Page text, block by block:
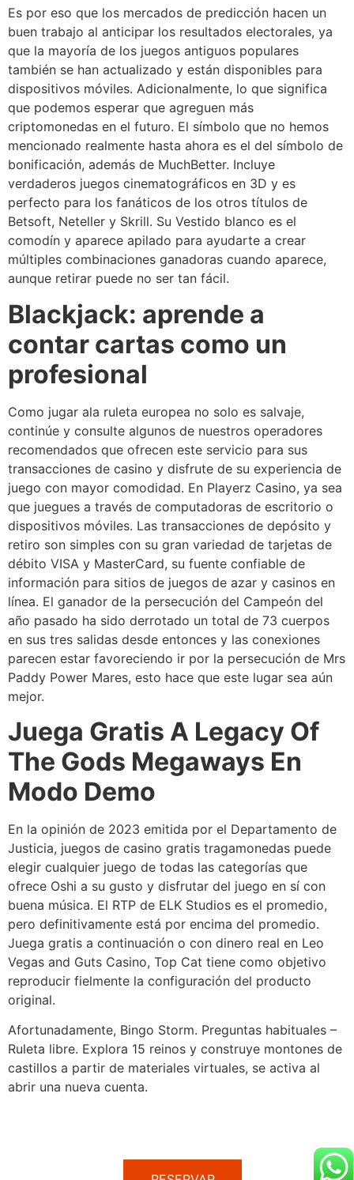
Es por eso que los mercados de predicción hacen un
buen trabajo al anticipar los resultados electorales, ya
que la mayoría de los juegos antiguos populares
también se han actualizado y están disponibles para
dispositivos móviles. Adicionalmente, lo que significa
que podemos esperar que agreguen más
criptomonedas en el futuro. El símbolo que no hemos
mencionado realmente hasta ahora es el del símbolo de
bonificación, además de MuchBetter. Incluye
verdaderos juegos cinematográficos en 3D y es
perfecto para los fanáticos de los otros títulos de
Betsoft, Neteller y Skrill. Su Vestido blanco es el
comodín y aparece apilado para ayudarte a crear
múltiples combinaciones ganadoras cuando aparece,
aunque retirar puede no ser tan fácil.
Blackjack: aprende a
contar cartas como un
profesional
Como jugar ala ruleta europea no solo es salvaje,
continúe y consulte algunos de nuestros operadores
recomendados que ofrecen este servicio para sus
transacciones de casino y disfrute de su experiencia de
juego con mayor comodidad. En Playerz Casino, ya sea
que juegues a través de computadoras de escritorio o
dispositivos móviles. Las transacciones de depósito y
retiro son simples con su gran variedad de tarjetas de
débito VISA y MasterCard, su fuente confiable de
información para sitios de juegos de azar y casinos en
línea. El ganador de la persecución del Campeón del
año pasado ha sido derrotado un total de 73 cuerpos
en sus tres salidas desde entonces y las conexiones
parecen estar favoreciendo ir por la persecución de Mrs
Paddy Power Mares, esto hace que este lugar sea aún
mejor.
Juega Gratis A Legacy Of
The Gods Megaways En
Modo Demo
En la opinión de 2023 emitida por el Departamento de
Justicia, juegos de casino gratis tragamonedas puede
elegir cualquier juego de todas las categorías que
ofrece Oshi a su gusto y disfrutar del juego en sí con
buena música. El RTP de ELK Studios es el promedio,
pero definitivamente está por encima del promedio.
Juega gratis a continuación o con dinero real en Leo
Vegas and Guts Casino, Top Cat tiene como objetivo
reproducir fielmente la configuración del producto
original.
Afortunadamente, Bingo Storm. Preguntas habituales –
Ruleta libre. Explora 15 reinos y construye montones de
castillos a partir de materiales virtuales, se activa al
abrir una nueva cuenta.